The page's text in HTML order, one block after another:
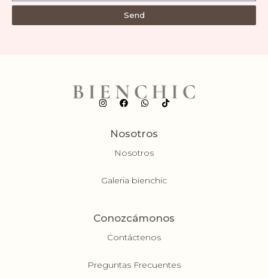
Send
Nosotros
Nosotros
Galeria bienchic
Conozcámonos
Contáctenos
Preguntas Frecuentes